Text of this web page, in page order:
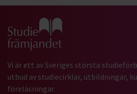
Gå till studiefrämjandets startsida
Vi är ett av Sveriges största
utbud av studiecirklar, utbildningar,
föreläsningar.